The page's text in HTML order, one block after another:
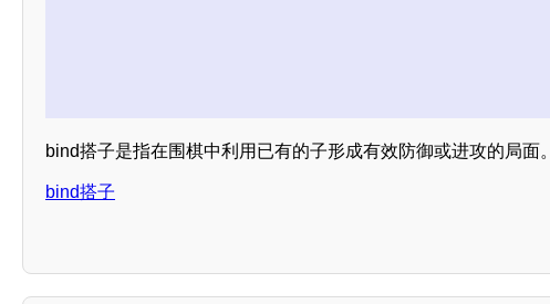
bind搭子是指在围棋中利用已有的子形成有效防御或进攻的局面。
bind搭子